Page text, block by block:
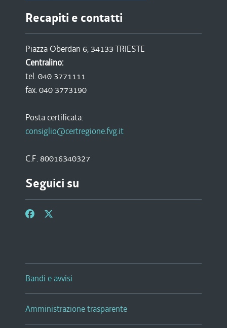
Recapiti e contatti
Piazza Oberdan 6, 34133 TRIESTE
Centralino:
tel. 040 3771111
fax. 040 3773190
Posta certificata:
consiglio@certregione.fvg.it
C.F. 80016340327
Seguici su
Bandi e avvisi
Amministrazione trasparente